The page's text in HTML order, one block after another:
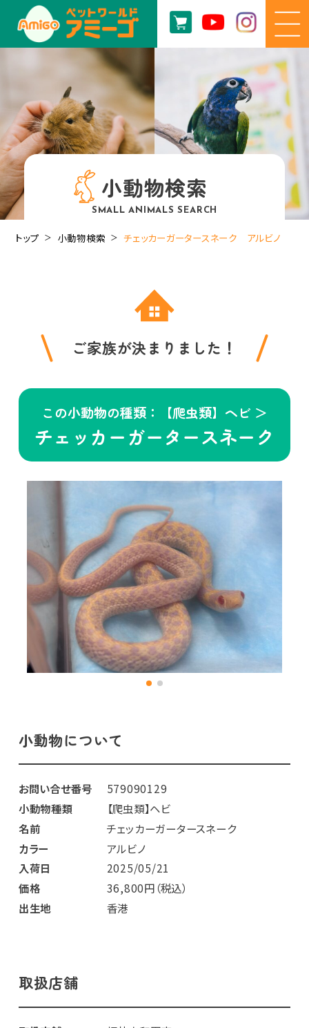
小動物検索
SMALL ANIMALS SEARCH
トップ 小動物検索 チェッカーガータースネーク アルビノ
ご家族が決まりました！
この小動物の種類：【爬虫類】ヘビ ＞
チェッカーガータースネーク
小動物について
お問い合せ番号
579090129
小動物種類
【爬虫類】ヘビ
名前
チェッカーガータースネーク
カラー
アルビノ
入荷日
2025/05/21
価格
36,800円（税込）
出生地
香港
取扱店舗